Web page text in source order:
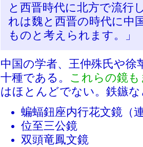
と西晋時代に北方で流行
れは魏と西晋の時代に中
ものと考えられます。」
中国の学者、王仲殊氏や
十種である。 これらの鏡
はほとんどでない。鉄鏃
蝙蝠鈕座内行花文鏡（
位至三公鏡
双頭竜鳳文鏡